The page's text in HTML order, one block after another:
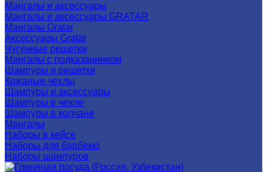
Мангалы и аксессуары
Мангалы и аксессуары GRATAR
Мангалы Gratar
Аксессуары Gratar
Чугунные решетки
Мангалы с подказанником
Шампуры и решетки
Кожаные чехлы
Шампуры и аксессуары
Шампуры в чехле
Шампуры в колчане
Мангалы
Наборы в кейсе
Наборы для барбекю
Наборы шампуров